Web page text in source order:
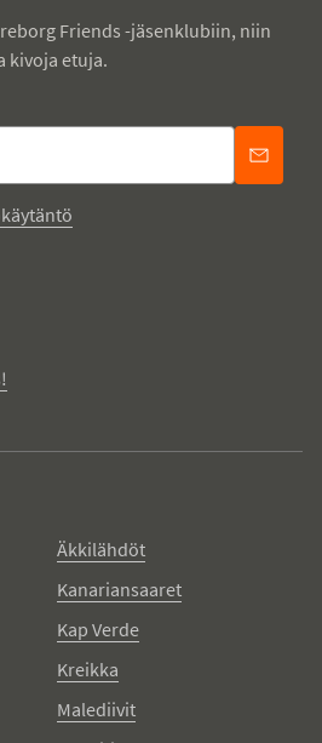
Friends -jäsenklubiin, niin
kivoja etuja.
Äkkilähdöt
Kanariansaaret
Kap Verde
Kreikka
Malediivit